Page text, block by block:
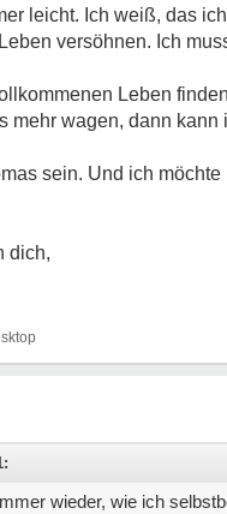
leicht. Ich weiß, das
versöhnen. Ich
Leben
mehr wagen, dann
sein. Und ich
dich,
wieder, wie ich